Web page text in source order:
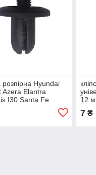
розпірна Hyundai
Azera Elantra
I30 Santa Fe
28000
12
7 ₴